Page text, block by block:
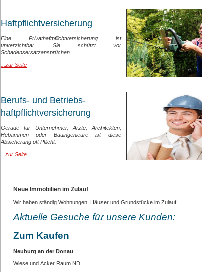
Haftpflichtversicherung
Eine Privathaftpflichtversicherung ist
unverzichtbar. Sie schützt vor
Schadensersatzansprüchen.
...zur Seite
Berufs- und Betriebs-
haftpflichtversicherung
Gerade für Unternehmer, Ärzte, Architekten,
Hebammen oder Bauingenieure ist diese
Absicherung oft Pflicht.
...zur Seite
Neue Immobilien im Zulauf
Wir haben ständig Wohnungen, Häuser und Grundstücke im Zulauf.
Aktuelle Gesuche für unsere Kunden:
Zum Kaufen
Neuburg an der Donau
Wiese und Acker Raum ND